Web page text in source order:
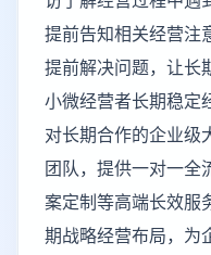
提前告知相关经营注
提前解决问题，让长
小微经营者长期稳定
对长期合作的企业级
团队，提供一对一全
案定制等高端长效服
期战略经营布局，为